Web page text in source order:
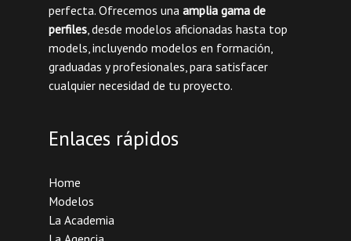
perfecta. Ofrecemos una amplia gama de
perfiles, desde modelos aficionadas hasta top
models, incluyendo modelos en formación,
graduadas y profesionales, para satisfacer
cualquier necesidad de tu proyecto.
Enlaces rápidos
Home
Modelos
La Academia